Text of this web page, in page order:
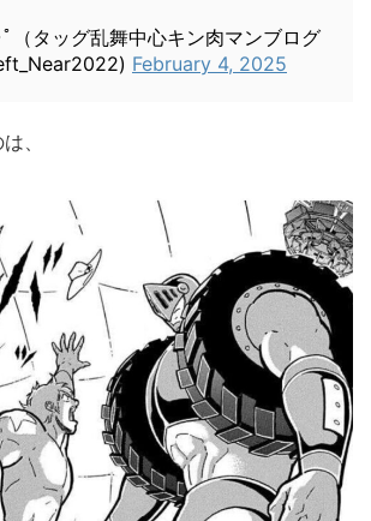
（タッグ乱舞中心キン肉マンブログ
February 4, 2025
、